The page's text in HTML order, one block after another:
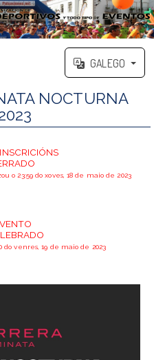
GALEGO
NOCTURNA
o 23:59 do xoves, 18 de maio de 2023
do venres, 19 de maio de 2023